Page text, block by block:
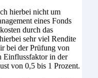
hierbei nicht um
eines Fonds
durch das
sehr viel Rendite
bei der Prüfung von
Einflussfaktor in der
von 0,5 bis 1 Prozent.